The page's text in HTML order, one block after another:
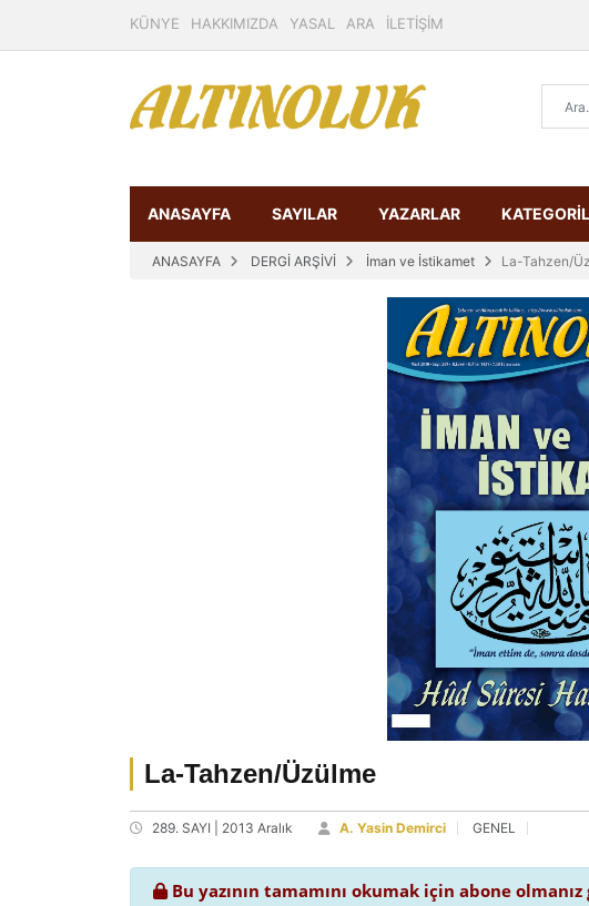
KÜNYE HAKKIMIZDA YASAL ARA İLETİŞİM
ANASAYFA SAYILAR YAZARLAR
ANASAYFA DERGİ ARŞİVİ İman ve İstikamet La-Tahzen/
La-Tahzen/Üzülme
289. SAYI | 2013 Aralık A. Yasin Demirci GENEL
Bu yazının tamamını okumak için abone